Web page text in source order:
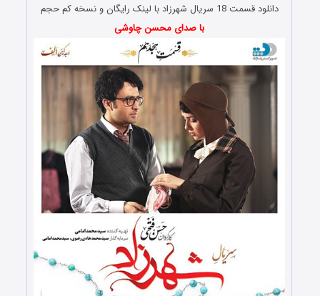
دانلود قسمت 18 سریال شهرزاد با لینک رایگان و نسخه کم حجم
با صدای محسن چاوشی